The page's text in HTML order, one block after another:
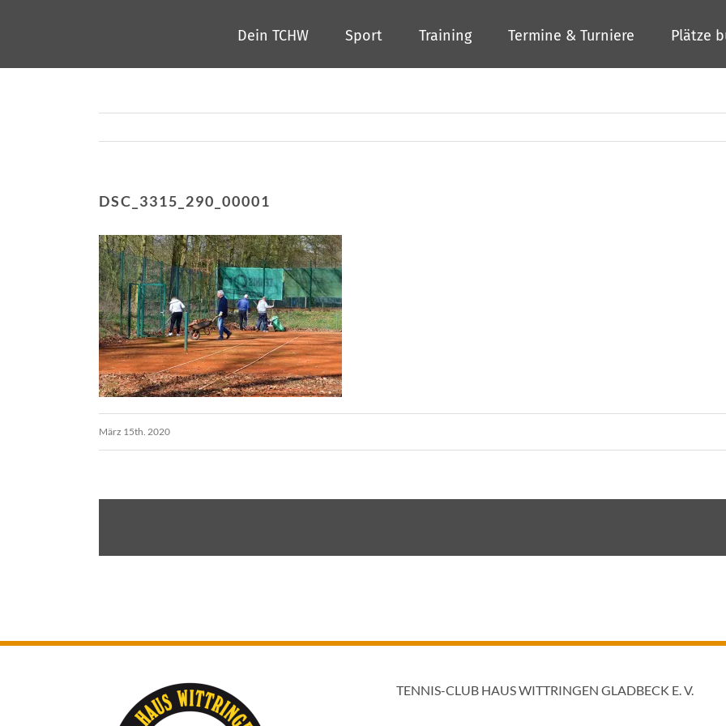
springen
Dein TCHW Sport Training Termine & Turniere Plätze
DSC_3315_290_00001
März 15th. 2020
TENNIS-CLUB HAUS WITTRINGEN GLADBECK E. V.